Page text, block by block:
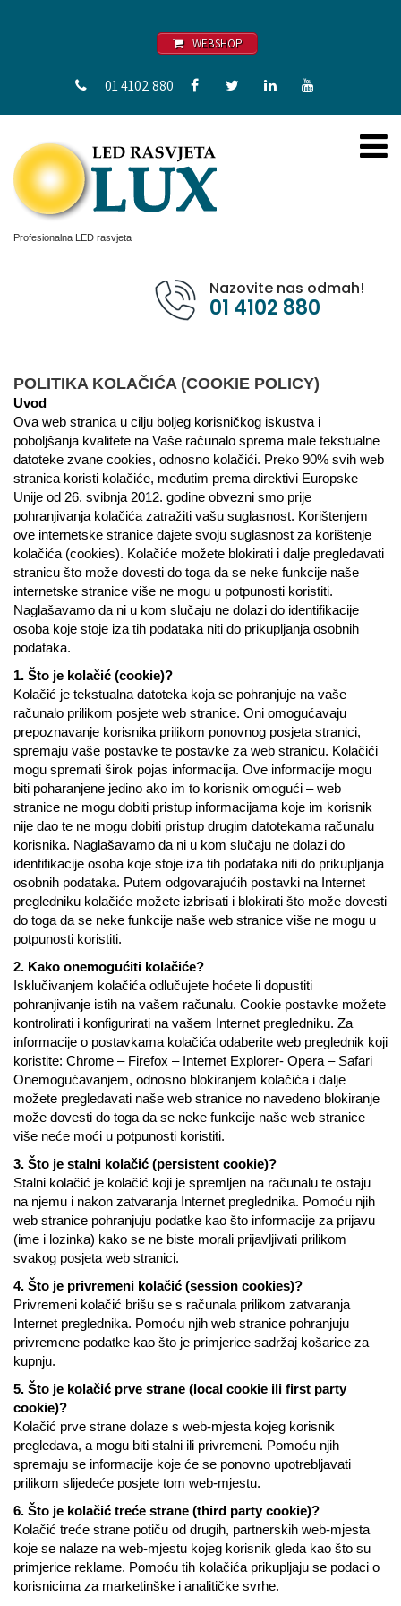
WEBSHOP
01 4102 880
Profesionalna LED rasvjeta
Nazovite nas odmah!
01 4102 880
POLITIKA KOLAČIĆA (COOKIE POLICY)
Uvod
Ova web stranica u cilju boljeg korisničkog iskustva i
poboljšanja kvalitete na Vaše računalo sprema male tekstualne
datoteke zvane cookies, odnosno kolačići. Preko 90% svih web
stranica koristi kolačiće, međutim prema direktivi Europske
Unije od 26. svibnja 2012. godine obvezni smo prije
pohranjivanja kolačića zatražiti vašu suglasnost. Korištenjem
ove internetske stranice dajete svoju suglasnost za korištenje
kolačića (cookies). Kolačiće možete blokirati i dalje pregledavati
stranicu što može dovesti do toga da se neke funkcije naše
internetske stranice više ne mogu u potpunosti koristiti.
Naglašavamo da ni u kom slučaju ne dolazi do identifikacije
osoba koje stoje iza tih podataka niti do prikupljanja osobnih
podataka.
1. Što je kolačić (cookie)?
Kolačić je tekstualna datoteka koja se pohranjuje na vaše
računalo prilikom posjete web stranice. Oni omogućavaju
prepoznavanje korisnika prilikom ponovnog posjeta stranici,
spremaju vaše postavke te postavke za web stranicu. Kolačići
mogu spremati širok pojas informacija. Ove informacije mogu
biti poharanjene jedino ako im to korisnik omogući – web
stranice ne mogu dobiti pristup informacijama koje im korisnik
nije dao te ne mogu dobiti pristup drugim datotekama računalu
korisnika. Naglašavamo da ni u kom slučaju ne dolazi do
identifikacije osoba koje stoje iza tih podataka niti do prikupljanja
osobnih podataka. Putem odgovarajućih postavki na Internet
pregledniku kolačiće možete izbrisati i blokirati što može dovesti
do toga da se neke funkcije naše web stranice više ne mogu u
potpunosti koristiti.
2. Kako onemogućiti kolačiće?
Isklučivanjem kolačića odlučujete hoćete li dopustiti
pohranjivanje istih na vašem računalu. Cookie postavke možete
kontrolirati i konfigurirati na vašem Internet pregledniku. Za
informacije o postavkama kolačića odaberite web preglednik koji
koristite: Chrome – Firefox – Internet Explorer- Opera – Safari
Onemogućavanjem, odnosno blokiranjem kolačića i dalje
možete pregledavati naše web stranice no navedeno blokiranje
može dovesti do toga da se neke funkcije naše web stranice
više neće moći u potpunosti koristiti.
3. Što je stalni kolačić (persistent cookie)?
Stalni kolačić je kolačić koji je spremljen na računalu te ostaju
na njemu i nakon zatvaranja Internet preglednika. Pomoću njih
web stranice pohranjuju podatke kao što informacije za prijavu
(ime i lozinka) kako se ne biste morali prijavljivati prilikom
svakog posjeta web stranici.
4. Što je privremeni kolačić (session cookies)?
Privremeni kolačić brišu se s računala prilikom zatvaranja
Internet preglednika. Pomoću njih web stranice pohranjuju
privremene podatke kao što je primjerice sadržaj košarice za
kupnju.
5. Što je kolačić prve strane (local cookie ili first party
cookie)?
Kolačić prve strane dolaze s web-mjesta kojeg korisnik
pregledava, a mogu biti stalni ili privremeni. Pomoću njih
spremaju se informacije koje će se ponovno upotrebljavati
prilikom slijedeće posjete tom web-mjestu.
6. Što je kolačić treće strane (third party cookie)?
Kolačić treće strane potiču od drugih, partnerskih web-mjesta
koje se nalaze na web-mjestu kojeg korisnik gleda kao što su
primjerice reklame. Pomoću tih kolačića prikupljaju se podaci o
korisnicima za marketinške i analitičke svrhe.